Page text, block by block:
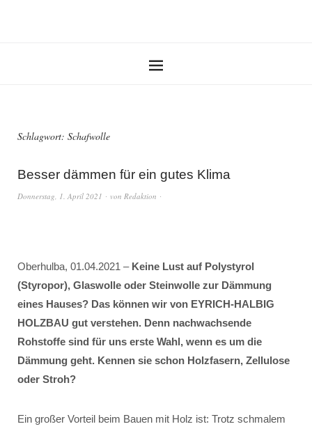
Schlagwort: Schafwolle
Besser dämmen für ein gutes Klima
Donnerstag, 1. April 2021 von Redaktion
Oberhulba, 01.04.2021 – Keine Lust auf Polystyrol
(Styropor), Glaswolle oder Steinwolle zur Dämmung
eines Hauses? Das können wir von EYRICH-HALBIG
HOLZBAU gut verstehen. Denn nachwachsende
Rohstoffe sind für uns erste Wahl, wenn es um die
Dämmung geht. Kennen sie schon Holzfasern, Zellulose
oder Stroh?
Ein großer Vorteil beim Bauen mit Holz ist: Trotz schmalem